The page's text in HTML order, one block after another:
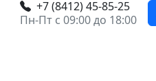
+7 (8412) 45-85-25
Пн-Пт с 09:00 до 18:00